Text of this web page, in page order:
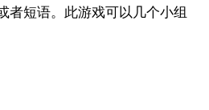
者短语。此游戏可以几个小组